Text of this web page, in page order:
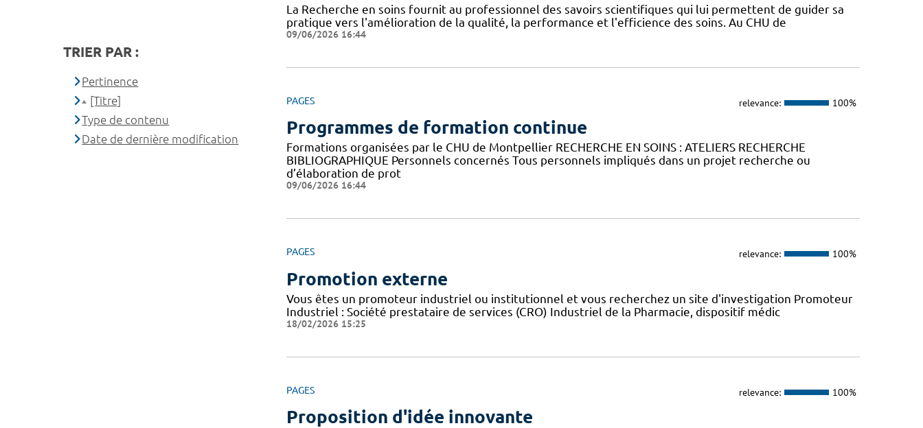
La Recherche en soins fournit au professionnel des savoirs scientifiques qui lui permettent de guider sa
pratique vers l'amélioration de la qualité, la performance et l'efficience des soins. Au CHU de
09/06/2026 16:44
PAGES relevance: 100%
Programmes de formation continue
Formations organisées par le CHU de Montpellier RECHERCHE EN SOINS : ATELIERS RECHERCHE
BIBLIOGRAPHIQUE Personnels concernés Tous personnels impliqués dans un projet recherche ou
d’élaboration de prot
09/06/2026 16:44
PAGES relevance: 100%
Promotion externe
Vous êtes un promoteur industriel ou institutionnel et vous recherchez un site d'investigation Promoteur
Industriel : Société prestataire de services (CRO) Industriel de la Pharmacie, dispositif médic
18/02/2026 15:25
PAGES relevance: 100%
Proposition d'idée innovante
TRIER PAR :
Pertinence
[Titre]
Type de contenu
Date de dernière modification